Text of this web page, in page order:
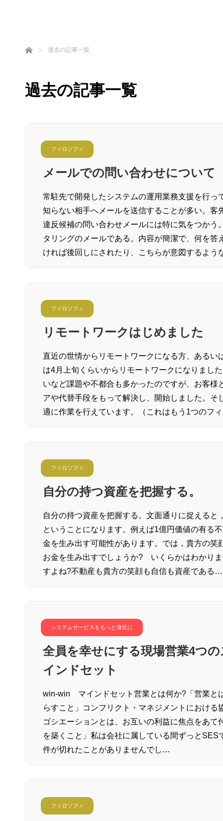
ホーム 過去の記事一覧
過去の記事一覧
フィロソフィ
メールでの問い合わせについて
常駐先で開発したシステムの運用業務支援を行
知らない相手へメールを送信することが多い。
違反候補の問い合わせメールには特に気をつか
タリングのメールである。内容が簡潔で、何を
ければ後回しにされたり、こちらが意図するよ
フィロソフィ
リモートワークはじめました
直近の世情からリモートワークになる方、ある
は4月上旬くらいからリモートワークになりまし
いなど課題や不都合も多かったのですが、お客
アや代替手段をもって解決し、開始しました。
適に作業を行えています。（これはもう1つのフ
フィロソフィ
自分の持つ資産を把握する。
自分の持つ資産を把握する。文面通りに捉える
ということになります。例えば1億円価値の有る
金を生み出す可能性があります。では，貴方の
お金を生み出すでしょうか? いくらかはわかり
すよね?不動産も貴方の笑顔も自信も資産である…
システムサービスをもっと身近に
全員を幸せにする現場営業4つ
インドセット
win-win マインドセット営業とは何か?「営業と
らすこと」コンフリクト・マネジメントにおけ
ゴシエーションとは、お互いの利益に焦点をあ
を築くこと」私は会社に属している間ずっと
件が切れたことがありませんでし…
フィロソフィ